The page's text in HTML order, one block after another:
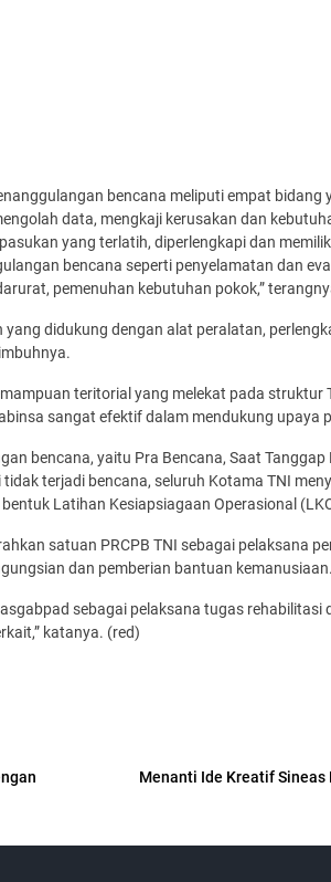
bencana meliputi empat bidang
data, mengkaji kerusakan dan
yang terlatih, diperlengkapi dan
bencana seperti penyelamatan dan
pemenuhan kebutuhan pokok,”
didukung dengan alat peralatan,
teritorial yang melekat pada struktur
sangat efektif dalam mendukung upaya
bencana, yaitu Pra Bencana, Saat
terjadi bencana, seluruh Kotama TNI
Latihan Kesiapsiagaan Operasional
satuan PRCPB TNI sebagai pelaksana
dan pemberian bantuan kemanusiaan.
sebagai pelaksana tugas rehabilitasi
katanya. (red)
Menanti Ide Kreatif